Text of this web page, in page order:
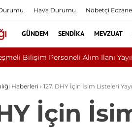
Hava Durumu Nöbetçi
GÜNDEM SENDIKA MEVZUAT
Nükleoplasti mi, Ameliyat mı? Bel ve
Haberleri › 127. DHY İçin İsim Listeleri
İçin